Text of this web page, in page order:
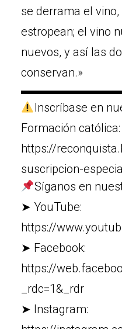
se derrama el
estropean; el vino
nuevos, y así las
conservan.»
Inscríbase en
Formación católica:
https://
suscripcion-
Síganos en
➤ YouTube:
https://
➤ Facebook:
https://
_rdc=1&_rdr
➤ Instagram: